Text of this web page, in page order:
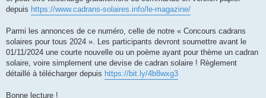
depuis https://www.cadrans-solaires.info/le-magazine/
Parmi les annonces de ce numéro, celle de notre « Concours cadrans
solaires pour tous 2024 ». Les participants devront soumettre avant le
01/11/2024 une courte nouvelle ou un poème ayant pour thème un cadran
solaire, voire simplement une devise de cadran solaire ! Règlement
détaillé à télécharger depuis https://bit.ly/4b8wxg3
Bonne lecture !